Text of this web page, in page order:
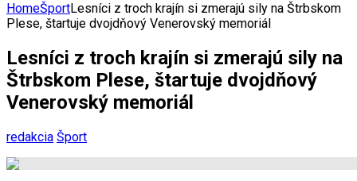
HomeŠportLesníci z troch krajín si zmerajú sily na Štrbskom
Plese, štartuje dvojdňový Venerovský memoriál
Lesníci z troch krajín si zmerajú sily na
Štrbskom Plese, štartuje dvojdňový
Venerovský memoriál
redakcia Šport